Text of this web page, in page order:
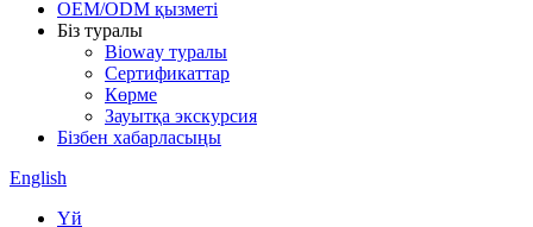
OEM/ODM қызметі
Біз туралы
Bioway туралы
Сертификаттар
Көрме
Зауытқа экскурсия
Бізбен хабарласыңы
English
Үй